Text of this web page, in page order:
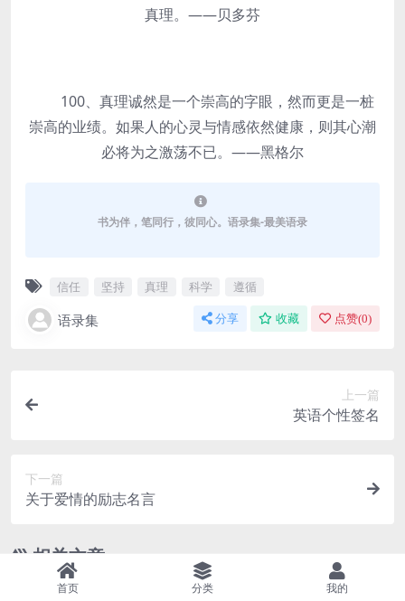
真理。——贝多芬
100、真理诚然是一个崇高的字眼，然而更是一桩
崇高的业绩。如果人的心灵与情感依然健康，则其心潮
必将为之激荡不已。——黑格尔
书为伴，笔同行，彼同心。语录集-最美语录
信任 坚持 真理 科学 遵循
语录集 分享 收藏 点赞(0)
上一篇
英语个性签名
下一篇
关于爱情的励志名言
相关文章
首页 分类 我的